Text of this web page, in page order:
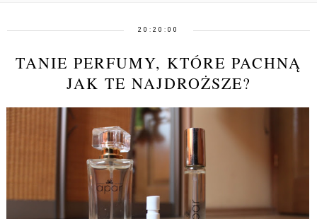
20:20:00
TANIE PERFUMY, KTÓRE PACHNĄ
JAK TE NAJDROŻSZE?